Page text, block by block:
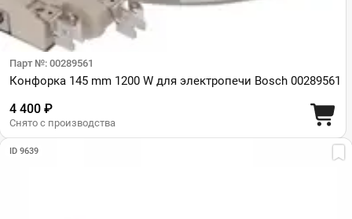
Парт №: 00289561
Конфорка 145 mm 1200 W для электропечи Bosch 00289561
4 400 ₽
Снято с производства
ID 9639